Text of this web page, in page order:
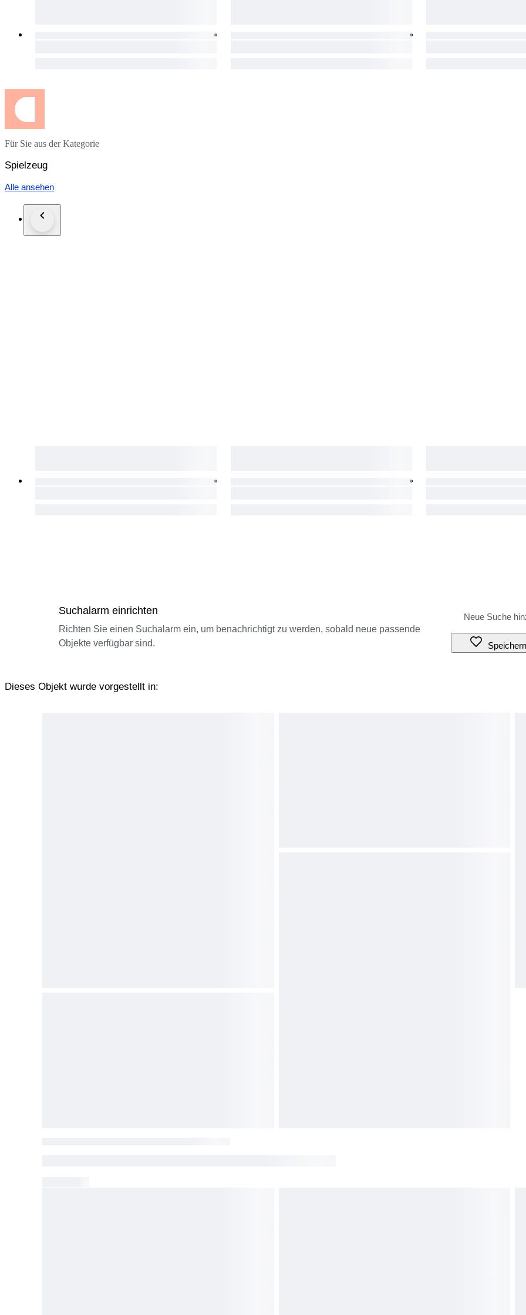
Für Sie aus der Kategorie
Spielzeug
Alle ansehen
Suchalarm einrichten
Richten Sie einen Suchalarm ein, um benachrichtigt zu werden, sobald neue passende
Objekte verfügbar sind.
Speichern
Dieses Objekt wurde vorgestellt in: